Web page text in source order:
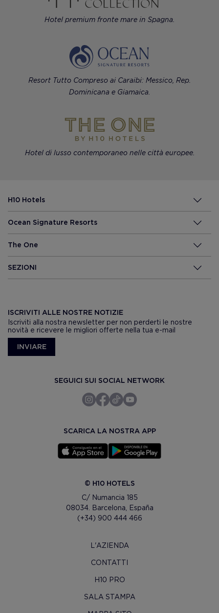
Hotel premium fronte mare in Spagna.
Resort Tutto Compreso ai Caraibi: Messico, Rep.
Dominicana e Giamaica.
Hotel di lusso contemporaneo nelle città europee.
H10 Hotels
Ocean Signature Resorts
The One
SEZIONI
ISCRIVITI ALLE NOSTRE NOTIZIE
Iscriviti alla nostra newsletter per non perderti le nostre
novità e ricevere le migliori offerte nella tua e-mail
INVIARE
SEGUICI SUI SOCIAL NETWORK
SCARICA LA NOSTRA APP
© H10 HOTELS
C/ Numancia 185
08034. Barcelona, España
(+34) 900 444 466
L'AZIENDA
CONTATTI
H10 PRO
SALA STAMPA